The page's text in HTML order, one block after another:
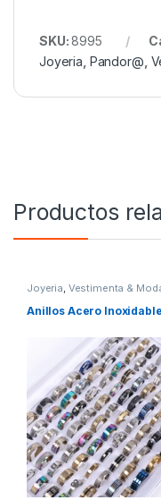
SKU:8995
Joyeria Pandor@
Productos
Joyeria, Vestimenta &
Anillos Acero Inoxidable